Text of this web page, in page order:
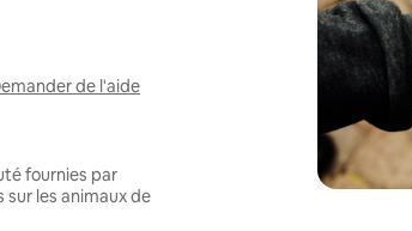
de l'aide
fournies par
les animaux de